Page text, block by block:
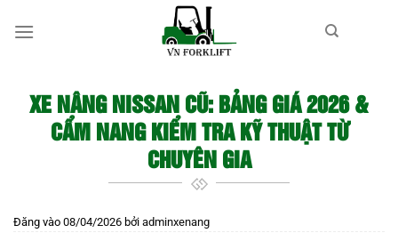
qua
XE NÂNG NISSAN CŨ: BẢNG GIÁ 2026 &
CẨM NANG KIỂM TRA KỸ THUẬT TỪ
CHUYÊN GIA
Đăng vào 08/04/2026 bởi adminxenang